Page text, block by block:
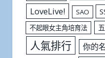
LoveLive! SAO
不起眼女主角培育法
人氣排行 你的